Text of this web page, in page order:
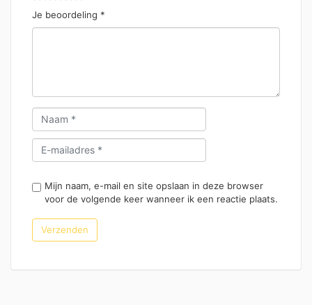
Je beoordeling *
Mijn naam, e-mail en site opslaan in deze browser
voor de volgende keer wanneer ik een reactie plaats.